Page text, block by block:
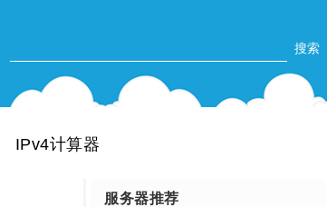
IPv4计算器
服务器推荐